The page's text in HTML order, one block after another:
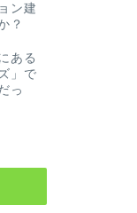
ン建
？
ある
」で
っ